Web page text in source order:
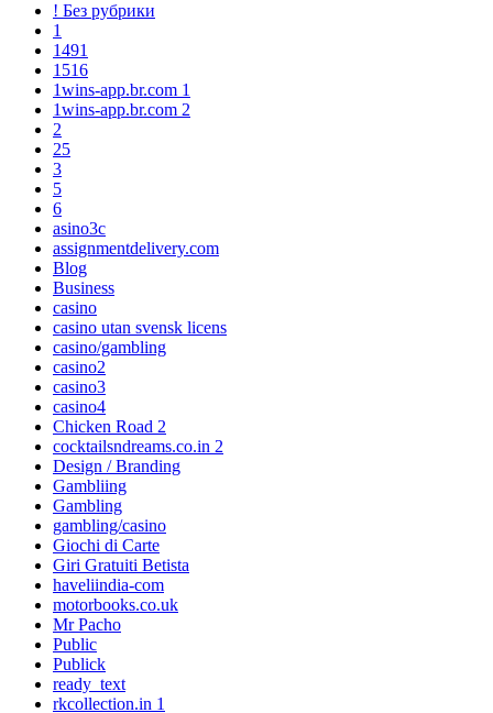
! Без рубрики
1
1491
1516
1wins-app.br.com 1
1wins-app.br.com 2
2
25
3
5
6
asino3c
assignmentdelivery.com
Blog
Business
casino
casino utan svensk licens
casino/gambling
casino2
casino3
casino4
Chicken Road 2
cocktailsndreams.co.in 2
Design / Branding
Gambliing
Gambling
gambling/casino
Giochi di Carte
Giri Gratuiti Betista
haveliindia-com
motorbooks.co.uk
Mr Pacho
Public
Publick
ready_text
rkcollection.in 1